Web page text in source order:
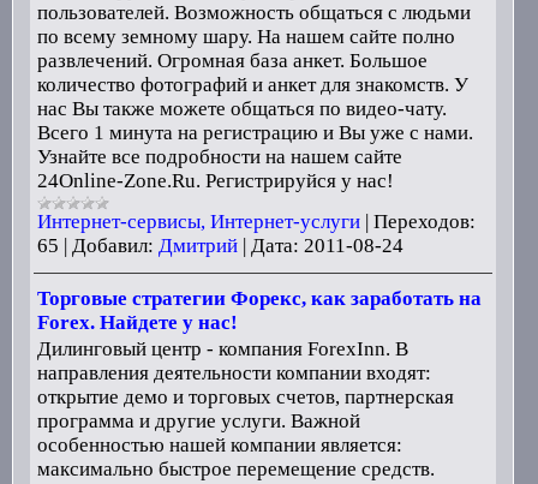
пользователей. Возможность общаться с людьми
по всему земному шару. На нашем сайте полно
развлечений. Огромная база анкет. Большое
количество фотографий и анкет для знакомств. У
нас Вы также можете общаться по видео-чату.
Всего 1 минута на регистрацию и Вы уже с нами.
Узнайте все подробности на нашем сайте
24Online-Zone.Ru. Регистрируйся у нас!
Интернет-сервисы, Интернет-услуги| Переходов:
65 | Добавил: Дмитрий | Дата: 2011-08-24
Торговые стратегии Форекс, как заработать на
Forex. Найдете у нас!
Дилинговый центр - компания ForexInn. В
направления деятельности компании входят:
открытие демо и торговых счетов, партнерская
программа и другие услуги. Важной
особенностью нашей компании является:
максимально быстрое перемещение средств.